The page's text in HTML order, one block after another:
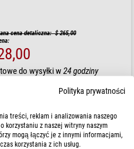
cena detaliczna: $ 265,00
do wysyłki w24 godziny
Polityka prywatności
treści, reklam i analizowania naszego
korzystaniu z naszej witryny naszym
mogą łączyć je z innymi informacjami,
korzystania z ich usług.